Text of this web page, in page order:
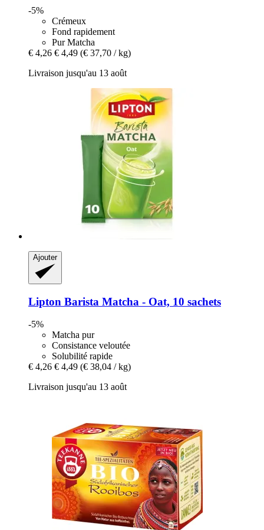
-5%
Crémeux
Fond rapidement
Pur Matcha
€ 4,26 € 4,49 (€ 37,70 / kg)
Livraison jusqu'au 13 août
Ajouter
Lipton Barista Matcha -​ Oat, 10 sachets
-5%
Matcha pur
Consistance veloutée
Solubilité rapide
€ 4,26 € 4,49 (€ 38,04 / kg)
Livraison jusqu'au 13 août